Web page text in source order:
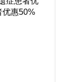
优惠50%